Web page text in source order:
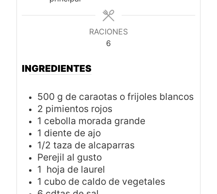
RACIONES
6
INGREDIENTES
500 g de caraotas o frijoles blancos
2 pimientos rojos
1 cebolla morada grande
1 diente de ajo
1/2 taza de alcaparras
Perejil al gusto
1 hoja de laurel
1 cubo de caldo de vegetales